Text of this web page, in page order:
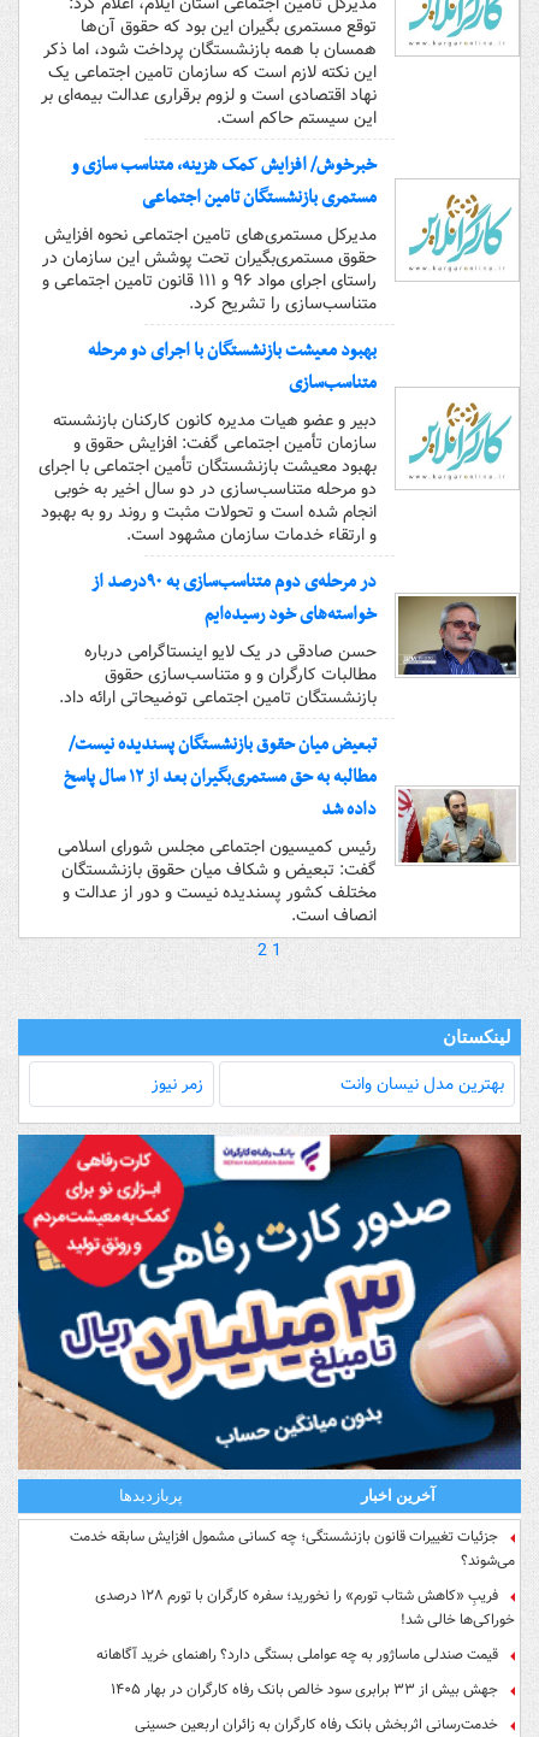
توقع مستمری بگیران این بود که حقوق آن‌ها
همسان با همه بازنشستگان پرداخت شود، اما ذکر
این نکته لازم است که سازمان تامین اجتماعی یک
نهاد اقتصادی است و لزوم برقراری عدالت بیمه‌ای بر
این سیستم حاکم است.
خبرخوش/ افزایش کمک هزینه، متناسب سازی و
مستمری بازنشستگان تامین اجتماعی
مدیرکل مستمری‌های تامین اجتماعی نحوه افزایش
حقوق مستمری‌بگیران تحت پوشش این سازمان در
راستای اجرای مواد ۹۶ و ۱۱۱ قانون تامین اجتماعی و
متناسب‌سازی را تشریح کرد.
بهبود معیشت بازنشستگان با اجرای دو مرحله
متناسب‌سازی
دبیر و عضو هیات مدیره کانون کارکنان بازنشسته
سازمان تأمین اجتماعی گفت: افزایش حقوق و
بهبود معیشت بازنشستگان تأمین اجتماعی با اجرای
دو مرحله متناسب‌سازی در دو سال اخیر به خوبی
انجام شده است و تحولات مثبت و روند رو به بهبود
و ارتقاء خدمات سازمان مشهود است.
در مرحله‌ی دوم متناسب‌سازی به ۹۰درصد از
خواسته‌های خود رسیده‌ایم
حسن صادقی در یک لایو اینستاگرامی درباره
مطالبات کارگران و و متناسب‌سازی حقوق
بازنشستگان تامین اجتماعی توضیحاتی ارائه داد.
تبعیض میان حقوق بازنشستگان پسندیده نیست/
مطالبه به حق مستمری‌بگیران بعد از ۱۲ سال پاسخ
داده شد
رئیس کمیسیون اجتماعی مجلس شورای اسلامی
گفت: تبعیض و شکاف میان حقوق بازنشستگان
مختلف کشور پسندیده نیست و دور از عدالت و
انصاف است.
1
2
لینکستان
بهترین مدل‌ نیسان وانت زمر نیوز
آخرین اخبار پربازدیدها
جزئیات تغییرات قانون بازنشستگی؛ چه کسانی مشمول افزایش سابقه خدمت
می‌شوند؟
فریبِ «کاهش شتاب تورم» را نخورید؛ سفره کارگران با تورم ۱۲۸ درصدی
خوراکی‌ها خالی شد!
قیمت صندلی ماساژور به چه عواملی بستگی دارد؟ راهنمای خرید آگاهانه
جهش بیش از ۳۳ برابری سود خالص بانک رفاه کارگران در بهار ۱۴۰۵
خدمت‌رسانی اثربخش بانک رفاه کارگران به زائران اربعین حسینی